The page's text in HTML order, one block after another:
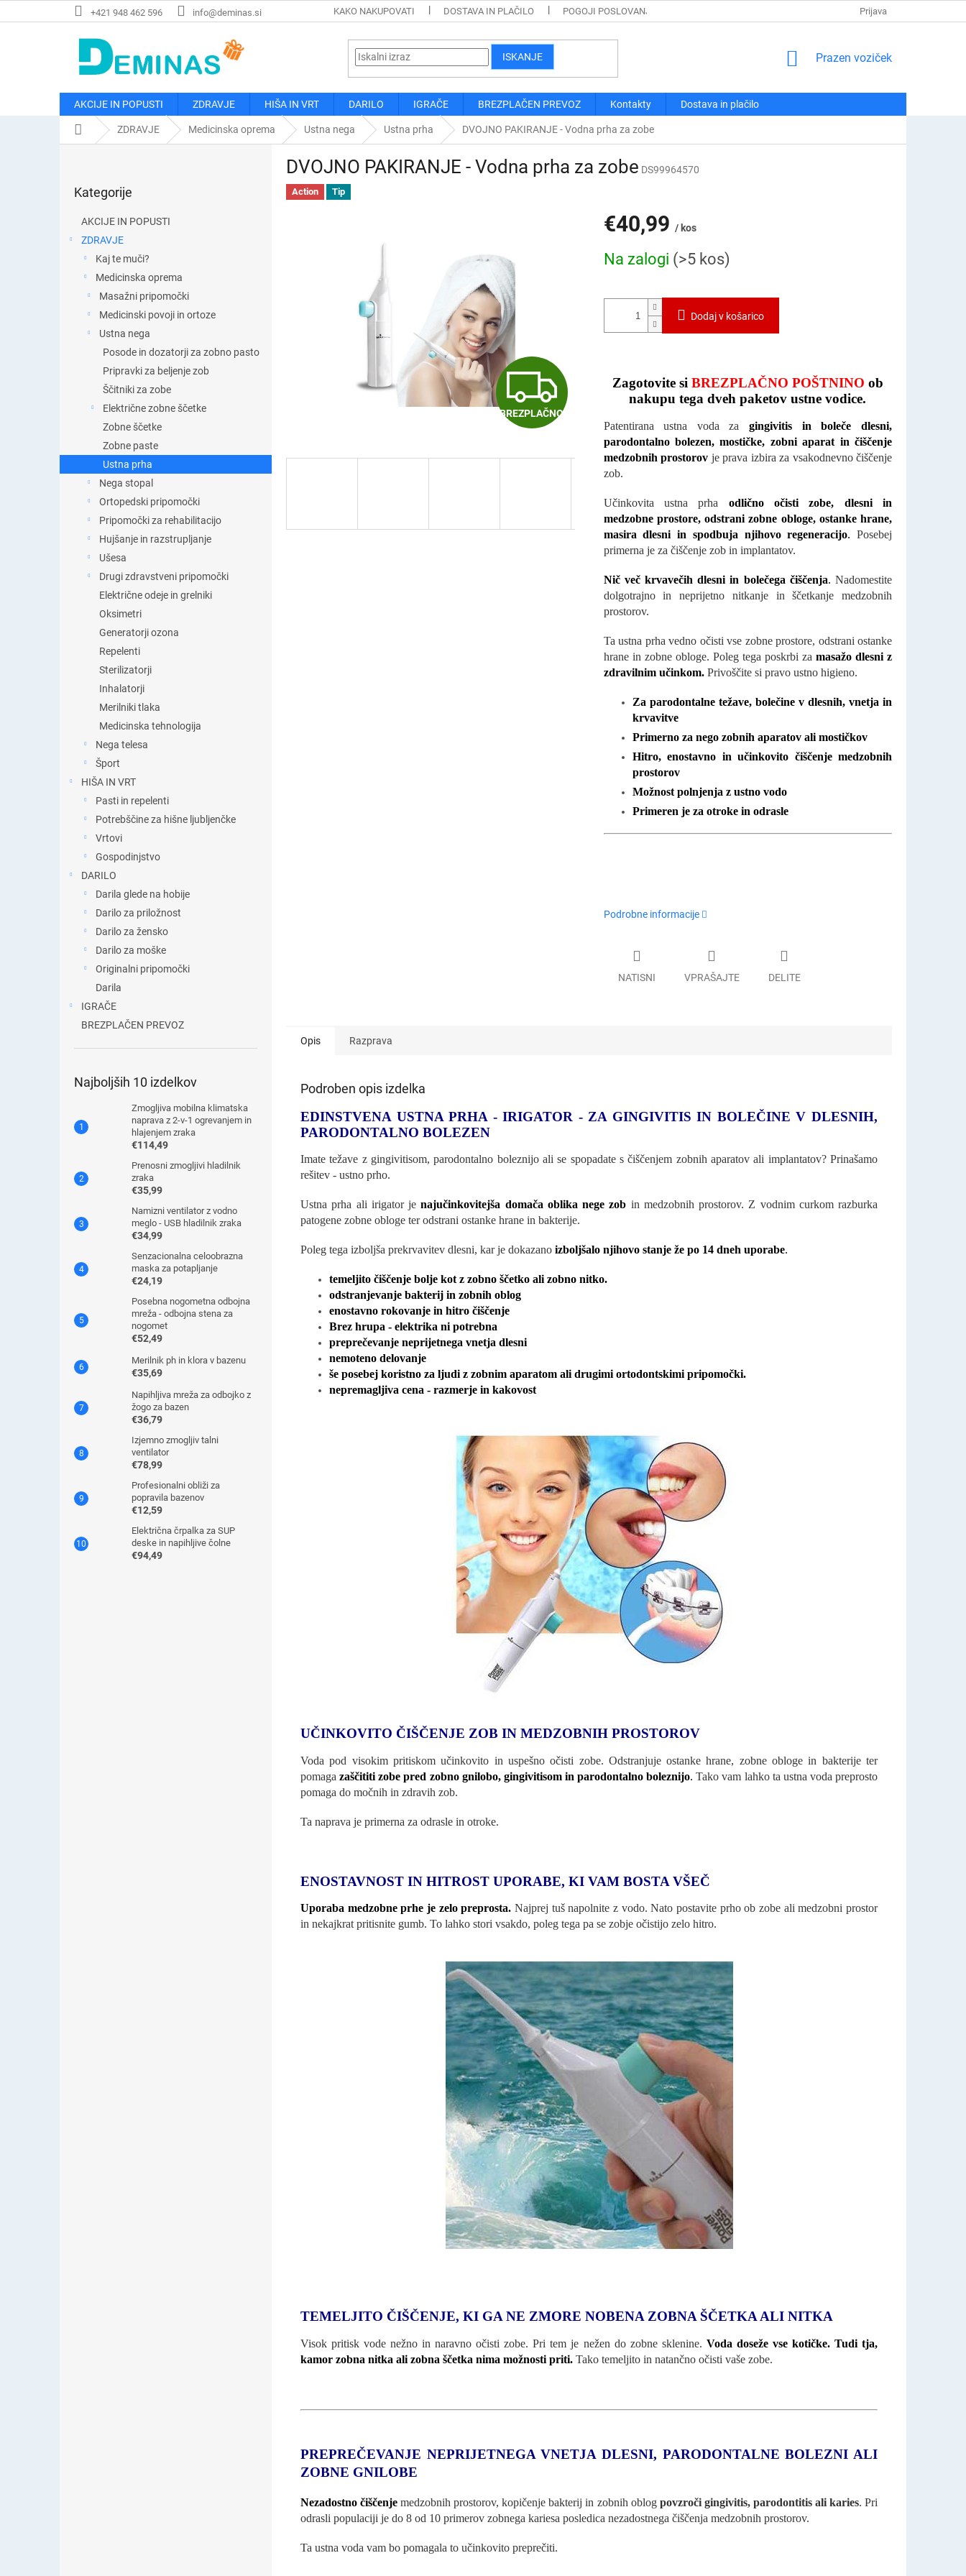
na
+421 948 462 596 info@deminas.si KAKO NAKUPOVATI DOSTAVA IN PLAČILO POGOJI POSLOVANJA REKLAMACIJE IN VRAČILA
Prijava
ISKANJE
NAKUPOVALNI
Prazen voziček
AKCIJE IN POPUSTI ZDRAVJE HIŠA IN VRT DARILO IGRAČE BREZPLAČEN PREVOZ Kontakty Dostava in plačilo
Domača
stran
ZDRAVJE Medicinska oprema Ustna nega Ustna prha DVOJNO PAKIRANJE - Vodna prha za zobe
kategorije
Kategorije
AKCIJE IN POPUSTI
ZDRAVJE
Kaj te muči?
Medicinska oprema
Masažni pripomočki
Medicinski povoji in ortoze
Ustna nega
Posode in dozatorji za zobno pasto
Pripravki za beljenje zob
Ščitniki za zobe
Električne zobne ščetke
Zobne ščetke
Zobne paste
Ustna prha
Nega stopal
Ortopedski pripomočki
Pripomočki za rehabilitacijo
Hujšanje in razstrupljanje
Ušesa
Drugi zdravstveni pripomočki
Električne odeje in grelniki
Oksimetri
Generatorji ozona
Repelenti
Sterilizatorji
Inhalatorji
Merilniki tlaka
Medicinska tehnologija
Nega telesa
Šport
HIŠA IN VRT
Pasti in repelenti
Potrebščine za hišne ljubljenčke
Vrtovi
Gospodinjstvo
DARILO
Darila glede na hobije
Darilo za priložnost
Darilo za žensko
Darilo za moške
Originalni pripomočki
Darila
IGRAČE
BREZPLAČEN PREVOZ
Najboljših 10 izdelkov
Zmogljiva mobilna klimatska
naprava z 2-v-1 ogrevanjem in
hlajenjem zraka
€114,49
Prenosni zmogljivi hladilnik
zraka
€35,99
Namizni ventilator z vodno
meglo - USB hladilnik zraka
€34,99
Senzacionalna celoobrazna
maska ​​za potapljanje
€24,19
Posebna nogometna odbojna
mreža - odbojna stena za
nogomet
€52,49
Merilnik ph in klora v bazenu
€35,69
Napihljiva mreža za odbojko z
žogo za bazen
€36,79
Izjemno zmogljiv talni
ventilator
€78,99
Profesionalni obliži za
popravila bazenov
€12,59
Električna črpalka za SUP
deske in napihljive čolne
€94,49
DVOJNO PAKIRANJE - Vodna prha za zobe DS99964570
Action Tip
B
R
Z
BREZPLAČNO
€40,99 / kos
mere:
Na zalogi (>5 kos)
Dodaj v košarico
Zagotovite si BREZPLAČNO POŠTNINO ob
nakupu tega dveh paketov ustne vodice.
Patentirana ustna voda zagingivitis in boleče dlesni,
parodontalno bolezen, mostičke, zobni aparat in čiščenje
medzobnih prostorov je prava izbira za vsakodnevno čiščenje
zob.
Učinkovita ustna prha odlično očisti zobe, dlesni in
medzobne prostore, odstrani zobne obloge, ostanke hrane,
masira dlesni in spodbuja njihovo regeneracijo. Posebej
primerna je za čiščenje zob in implantatov.
Nič več krvavečih dlesni in bolečega čiščenja. Nadomestite
dolgotrajno in neprijetno nitkanje in ščetkanje medzobnih
prostorov.
Ta ustna prha vedno očisti vse zobne prostore, odstrani ostanke
hrane in zobne obloge. Poleg tega poskrbi za masažo dlesni z
zdravilnim učinkom.Privoščite si pravo ustno higieno.
Za parodontalne težave, bolečine v dlesnih, vnetja in
krvavitve
Primerno za nego zobnih aparatov ali mostičkov
Hitro, enostavno in učinkovito čiščenje medzobnih
prostorov
Možnost polnjenja z ustno vodo
Primeren je za otroke in odrasle
Podrobne informacije
NATISNI VPRAŠAJTE DELITE
Opis Razprava
Podroben opis izdelka
EDINSTVENA USTNA PRHA - IRIGATOR - ZA GINGIVITIS IN BOLEČINE V DLESNIH,
PARODONTALNO BOLEZEN
Imate težave z gingivitisom, parodontalno boleznijo ali se spopadate s čiščenjem zobnih aparatov ali implantatov? Prinašamo
rešitev - ustno prho.
Ustna prha ali irigator jenajučinkovitejša domača oblika nege zob in medzobnih prostorov. Z vodnim curkom razburka
patogene zobne obloge ter odstrani ostanke hrane in bakterije.
Poleg tega izboljša prekrvavitev dlesni, kar je dokazano izboljšalo njihovo stanje že po 14 dneh uporabe.
temeljito čiščenje bolje kot z zobno ščetko ali zobno nitko.
odstranjevanje bakterij in zobnih oblog
enostavno rokovanje in hitro čiščenje
Brez hrupa - elektrika ni potrebna
preprečevanje neprijetnega vnetja dlesni
nemoteno delovanje
še posebej koristno za ljudi z zobnim aparatom ali drugimi ortodontskimi pripomočki.
nepremagljiva cena - razmerje in kakovost
UČINKOVITO ČIŠČENJE ZOB IN MEDZOBNIH PROSTOROV
Voda pod visokim pritiskom učinkovito in uspešno očisti zobe. Odstranjuje ostanke hrane, zobne obloge in bakterije ter
pomagazaščititi zobe pred zobno gnilobo, gingivitisom in parodontalno boleznijo. Tako vam lahko ta ustna voda preprosto
pomaga do močnih in zdravih zob.
Ta naprava je primerna za odrasle in otroke.
ENOSTAVNOST IN HITROST UPORABE, KI VAM BOSTA VŠEČ
Uporaba medzobne prhe je zelo preprosta. Najprej tuš napolnite z vodo. Nato postavite prho ob zobe ali medzobni prostor
in nekajkrat pritisnite gumb. To lahko stori vsakdo, poleg tega pa se zobje očistijo zelo hitro.
TEMELJITO ČIŠČENJE, KI GA NE ZMORE NOBENA ZOBNA ŠČETKA ALI NITKA
Visok pritisk vode nežno in naravno očisti zobe. Pri tem je nežen do zobne sklenine. Voda doseže vse kotičke. Tudi tja,
kamor zobna nitka ali zobna ščetka nima možnosti priti. Tako temeljito in natančno očisti vaše zobe.
PREPREČEVANJE NEPRIJETNEGA VNETJA DLESNI, PARODONTALNE BOLEZNI ALI
ZOBNE GNILOBE
Nezadostno čiščenjemedzobnih prostorov, kopičenje bakterij in zobnih oblog povzroči gingivitis, parodontitis ali karies. Pri
odrasli populaciji je do 8 od 10 primerov zobnega kariesa posledica nezadostnega čiščenja medzobnih prostorov.
Ta ustna voda vam bo pomagala to učinkovito preprečiti.